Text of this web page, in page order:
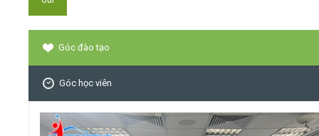
Góc đào tạo
Góc học viên